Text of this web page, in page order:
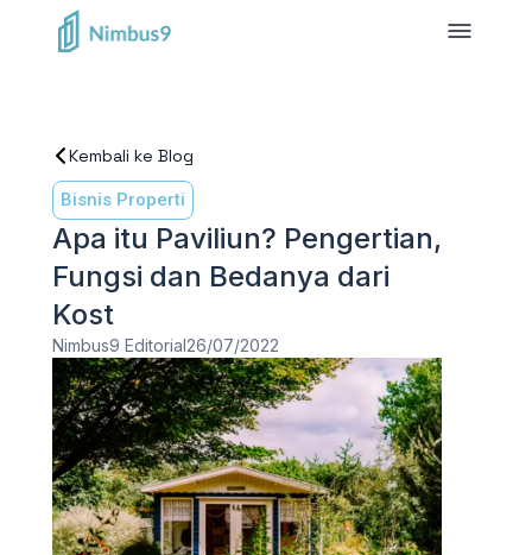
Kembali ke Blog
Bisnis Properti
Apa itu Paviliun? Pengertian,
Fungsi dan Bedanya dari
Kost
Nimbus9 Editorial26/07/2022